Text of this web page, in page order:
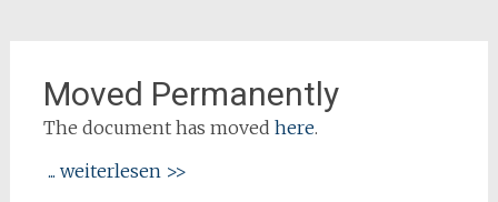
Moved Permanently
The document has moved here.
... weiterlesen >>